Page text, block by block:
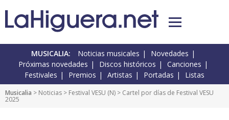
MUSICALIA: Noticias musicales
Novedades
Próximas novedades
Discos históricos
Canciones
Festivales
Premios Artistas Portadas Listas
Musicalia > Noticias > Festival VESU (N) > Cartel por días de Festival VESU
2025